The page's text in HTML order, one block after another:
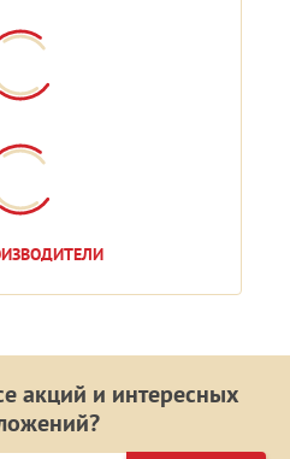
акций и интересных